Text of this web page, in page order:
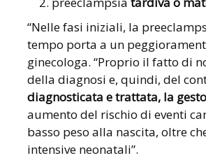
“Nelle fasi iniziali, la
tempo porta a un
ginecologa. “Proprio il fatto di
della diagnosi e, quindi, del
diagnosticata e trattata, la
aumento del rischio di eventi
basso peso alla nascita, oltre
intensive neonatali”.